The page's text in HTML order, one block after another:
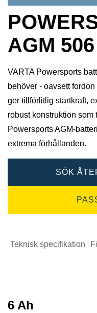
AGM
VARTA Powersports
behöver - oavsett
ger tillförlitlig startkraft,
robust konstruktion som
Powersports AGM-
extrema förhållanden.
SÖK
Teknisk specifikation
6 Ah